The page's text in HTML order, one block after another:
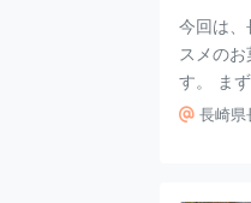
今回は
スメの
す。 ま
り」です
とも呼
長崎県